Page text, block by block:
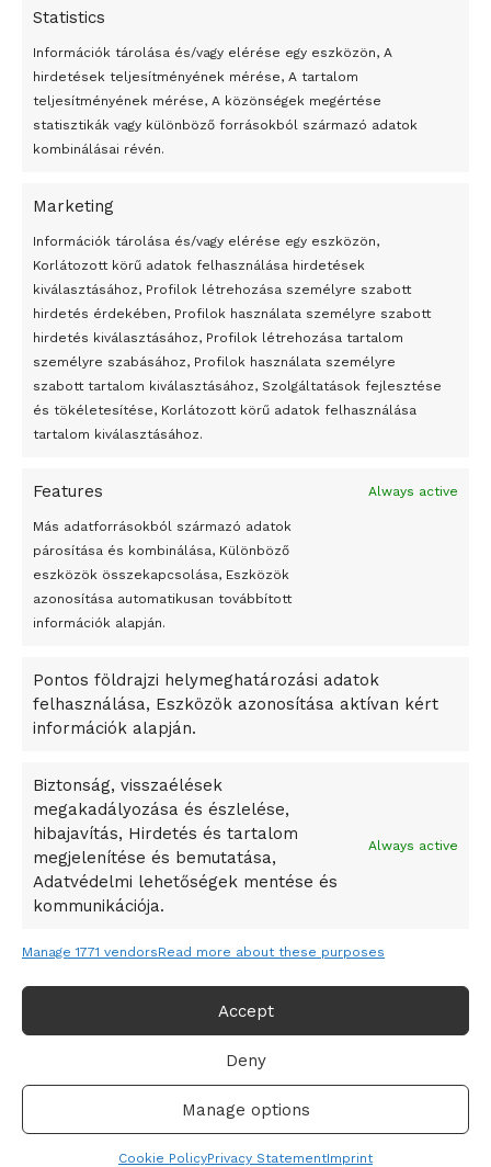
Statistics
Információk tárolása és/vagy elérése egy eszközön, A
hirdetések teljesítményének mérése, A tartalom
teljesítményének mérése, A közönségek megértése
statisztikák vagy különböző forrásokból származó adatok
kombinálásai révén.
Marketing
Információk tárolása és/vagy elérése egy eszközön,
Korlátozott körű adatok felhasználása hirdetések
kiválasztásához, Profilok létrehozása személyre szabott
hirdetés érdekében, Profilok használata személyre szabott
hirdetés kiválasztásához, Profilok létrehozása tartalom
személyre szabásához, Profilok használata személyre
szabott tartalom kiválasztásához, Szolgáltatások fejlesztése
és tökéletesítése, Korlátozott körű adatok felhasználása
tartalom kiválasztásához.
Features Always active
Más adatforrásokból származó adatok
párosítása és kombinálása, Különböző
eszközök összekapcsolása, Eszközök
azonosítása automatikusan továbbított
információk alapján.
Pontos földrajzi helymeghatározási adatok
felhasználása, Eszközök azonosítása aktívan kért
információk alapján.
Biztonság, visszaélések
megakadályozása és észlelése,
hibajavítás, Hirdetés és tartalom
megjelenítése és bemutatása,
Adatvédelmi lehetőségek mentése és
kommunikációja.
Always active
Manage 1771 vendorsRead more about these purposes
Accept
Deny
Manage options
Cookie PolicyPrivacy StatementImprint
beruházások akadályát, ha az építési engedélyek lejárnak.
A kormány egyoldalúan vállalta, hogy nem épít új
épületeket a Városligetbe a Fővárosi Önkormányzat
reméli, hogy a főváros álláspontja a jövőben változni fog.
szerkezetkész tervező
Átmenetileg szünetelnek az összecsapások Bahmutnál
Egy vagyonért adták el Banksy művét miután elégették.
Az 1950-ben elhunyt alkotók művei szabadon
felhasználhatóvá válnak
Megváltoztatják a montenegrói egyházügyi törvény
Peking – A visegrádi országok zsidó kulturális örökségét
bemutató fotókiállítás nyílt
Megveszi az osztrák Wienerberger az amerikai Meridian
Bricket
A Startup Campus egyetemi programjainak legjobbjai az
A Ringo Starr új albummal jelentkezik
A Vajdasági Magyar Szövetség államtitkárait kinevezték
Dzsingisz kán hódító hadjárata okozta
Kuramagomedov ötödik, Muszukajev elődöntős – Birkózó
világkupa
Adatvédelmi irányelvek
© 2019-2021 online365.hu - Minden jog fenntartva!